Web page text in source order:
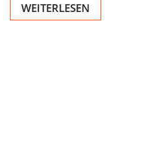
WEITERLESEN